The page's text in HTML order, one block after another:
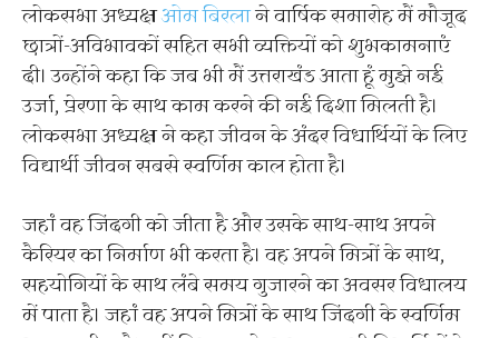
लोकसभा अध्यक्षओम बिरलाने वार्षिक समारोह मैं मौजूद
छात्रों-अविभावकों सहित सभी व्यक्तियों को शुभकामनाएं
दी। उन्होंने कहा कि जब भी मैं उत्तराखंड आता हूं मुझे नई
उर्जा, प्रेरणा के साथ काम करने की नई दिशा मिलती है।
लोकसभा अध्यक्ष ने कहा जीवन के अंदर विधार्थियों के लिए
विद्यार्थी जीवन सबसे स्वर्णिम काल होता है।
जहां वह जिंदगी को जीता है और उसके साथ-साथ अपने
कैरियर का निर्माण भी करता है। वह अपने मित्रों के साथ,
सहयोगियों के साथ लंबे समय गुजारने का अवसर विधालय
में पाता है। जहां वह अपने मित्रों के साथ जिंदगी के स्वर्णिम